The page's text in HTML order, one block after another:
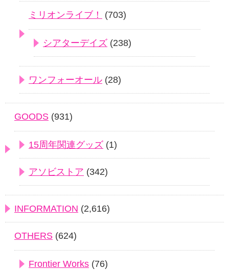
ミリオンライブ！ (703)
シアターデイズ (238)
ワンフォーオール (28)
GOODS (931)
15周年関連グッズ (1)
アソビストア (342)
INFORMATION (2,616)
OTHERS (624)
Frontier Works (76)